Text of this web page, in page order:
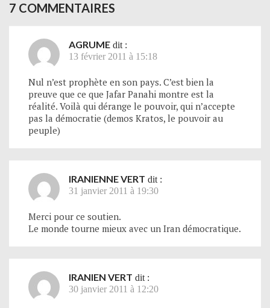
7 COMMENTAIRES
AGRUME dit :
13 février 2011 à 15:18
Nul n’est prophète en son pays. C’est bien la
preuve que ce que Jafar Panahi montre est la
réalité. Voilà qui dérange le pouvoir, qui n’accepte
pas la démocratie (demos Kratos, le pouvoir au
peuple)
IRANIENNE VERT dit :
31 janvier 2011 à 19:30
Merci pour ce soutien.
Le monde tourne mieux avec un Iran démocratique.
IRANIEN VERT dit :
30 janvier 2011 à 12:20